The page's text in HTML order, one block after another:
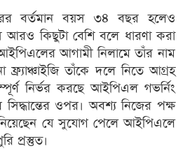
বর্তমান বয়স ৩৪ বছর হলেও
আরও কিছুটা বেশি বলে ধারণা করা
আগামী নিলামে তাঁর নাম
তাঁকে দলে নিতে আগ্রহ
নির্ভর করছে আইপিএল গভর্নিং
ওপর। অবশ্য নিজের পক্ষ
যে সুযোগ পেলে আইপিএলে
প্রস্তুত।